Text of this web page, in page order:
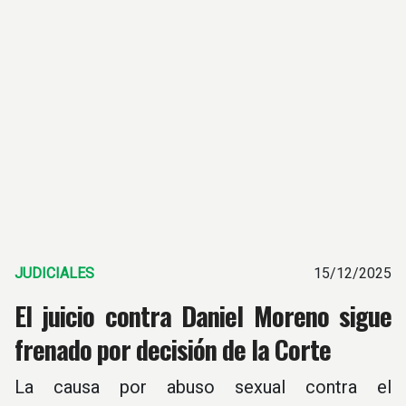
JUDICIALES 15/12/2025
El juicio contra Daniel Moreno sigue
frenado por decisión de la Corte
La causa por abuso sexual contra el